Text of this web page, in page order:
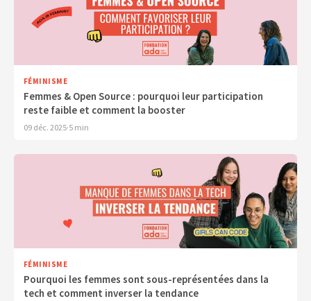
FÉMINISME
Femmes & Open Source : pourquoi leur participation
reste faible et comment la booster
09 déc. 2025·5 min
FÉMINISME
Pourquoi les femmes sont sous-représentées dans la
tech et comment inverser la tendance